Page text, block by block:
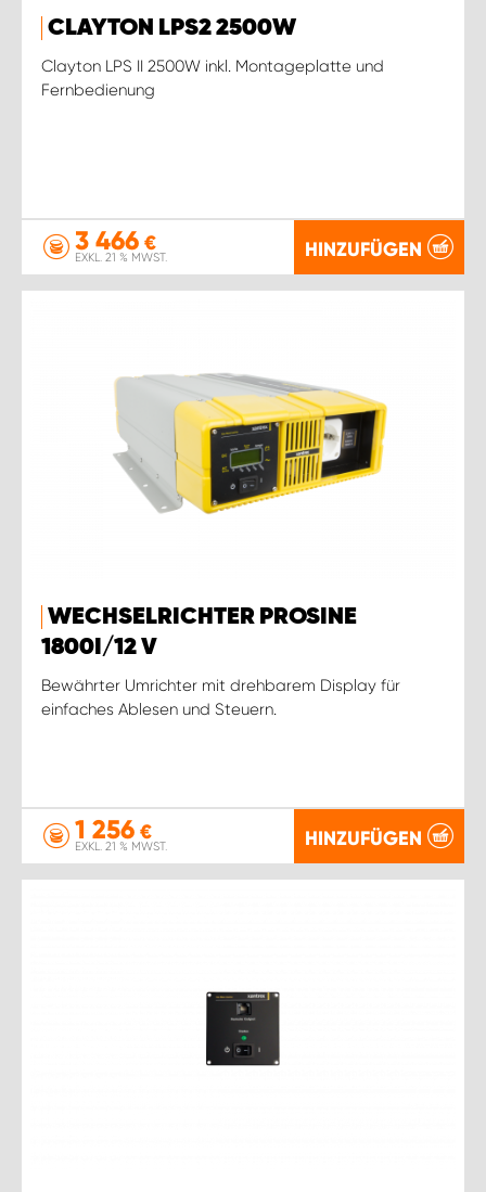
CLAYTON LPS2 2500W
Clayton LPS II 2500W inkl. Montageplatte und
Fernbedienung
3 466 €
EXKL. 21 % MWST. HINZUFÜGEN
WECHSELRICHTER PROSINE
1800I/12 V
Bewährter Umrichter mit drehbarem Display für
einfaches Ablesen und Steuern.
1 256 €
EXKL. 21 % MWST. HINZUFÜGEN